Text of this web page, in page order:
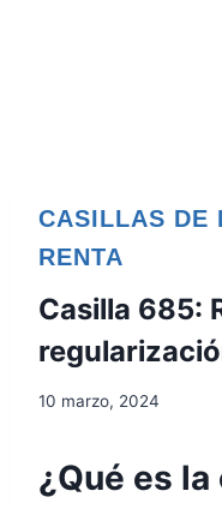
CASILLAS DE
RENTA
Casilla 685:
10 marzo, 2024
¿Qué es